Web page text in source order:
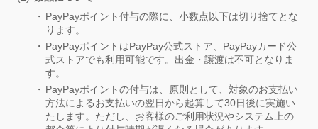
PayPayポイント付与の際に、小数点以下は切り捨てとな
ります。
PayPayポイントはPayPay公式ストア、PayPayカード公
式ストアでも利用可能です。出金・譲渡は不可となりま
す。
PayPayポイントの付与は、原則として、対象のお支払い
方法によるお支払いの翌日から起算して30日後に実施い
たします。ただし、お客様のご利用状況やシステム上の